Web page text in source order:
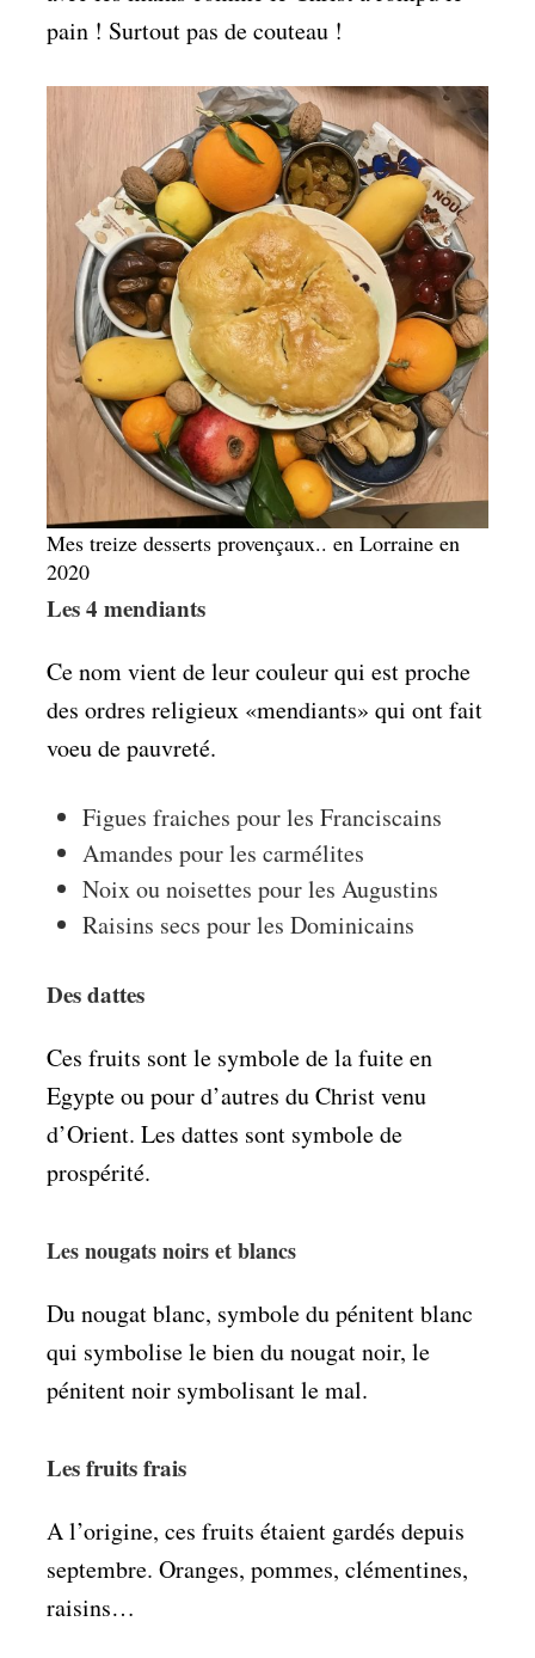
pain ! Surtout pas de couteau !
Mes treize desserts provençaux.. en Lorraine en
2020
Les 4 mendiants
Ce nom vient de leur couleur qui est proche
des ordres religieux «mendiants» qui ont fait
voeu de pauvreté.
Figues fraiches pour les Franciscains
Amandes pour les carmélites
Noix ou noisettes pour les Augustins
Raisins secs pour les Dominicains
Des dattes
Ces fruits sont le symbole de la fuite en
Egypte ou pour d’autres du Christ venu
d’Orient. Les dattes sont symbole de
prospérité.
Les nougats noirs et blancs
Du nougat blanc, symbole du pénitent blanc
qui symbolise le bien du nougat noir, le
pénitent noir symbolisant le mal.
Les fruits frais
A l’origine, ces fruits étaient gardés depuis
septembre. Oranges, pommes, clémentines,
raisins…